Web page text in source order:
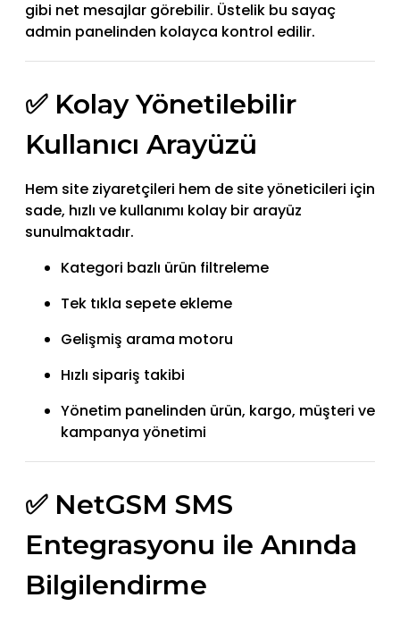
gibi net mesajlar görebilir. Üstelik bu sayaç
admin panelinden kolayca kontrol edilir.
✅ Kolay Yönetilebilir
Kullanıcı Arayüzü
Hem site ziyaretçileri hem de site yöneticileri için
sade, hızlı ve kullanımı kolay bir arayüz
sunulmaktadır.
Kategori bazlı ürün filtreleme
Tek tıkla sepete ekleme
Gelişmiş arama motoru
Hızlı sipariş takibi
Yönetim panelinden ürün, kargo, müşteri ve
kampanya yönetimi
✅ NetGSM SMS
Entegrasyonu ile Anında
Bilgilendirme